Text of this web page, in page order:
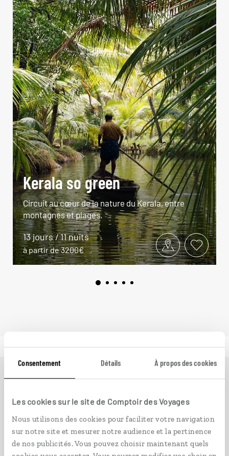
Consentement Détails À propos des cookies
Les cookies sur le site de Comptoir des Voyages
Nous utilisons des cookies pour faciliter votre navigation
sur notre site et mesurer notre audience et la pertinence
de nos publicités. Vous pouvez choisir maintenant quels
Kerala so green
Circuit au cœur de la nature du Kerala, entre
montagnes et plages.
13 jours / 11 nuits
à partir de 3200€
passionnent les découvertes et rencontres du bout du
monde, il fait naître une irrésistible envie d’aller voir
ailleurs.